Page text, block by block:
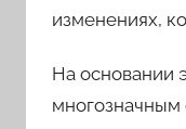
изменениях,
На основании
многозначным